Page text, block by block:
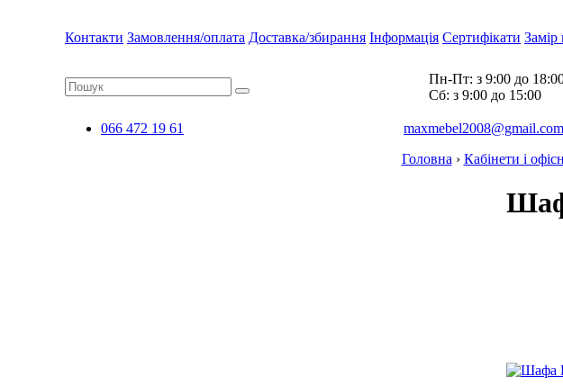
Контакти Замовлення/оплата Доставка/збирання Інформація Сертифікати Замір
Пн-Пт: з 9:00 до
Cб: з 9:00 до 15:00
066 472 19 61 maxmebel2008@gmail.com
Головна › Кабінети і